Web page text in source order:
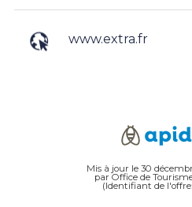
www.extra.fr
Mis à jour le 30
par Office de
(Identifiant de l'offre: